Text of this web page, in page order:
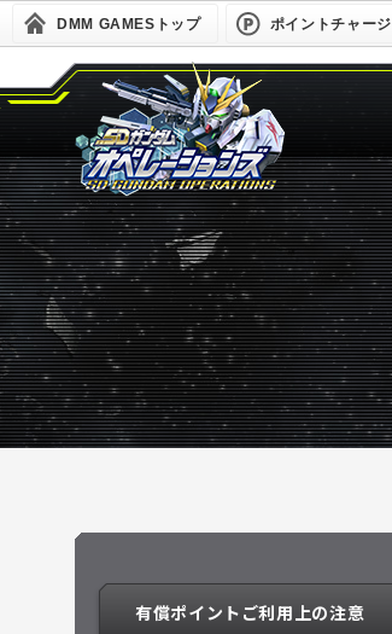
DMM GAMESトップ ポイントチャージ
有償ポイントご利用上の注意